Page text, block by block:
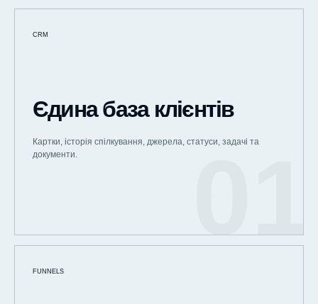
CRM
Єдина база клієнтів
Картки, історія спілкування, джерела, статуси, задачі та
документи.
FUNNELS